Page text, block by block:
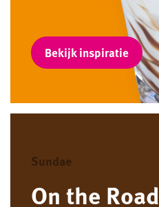
Bekijk inspiratie
Sundae
On the Road